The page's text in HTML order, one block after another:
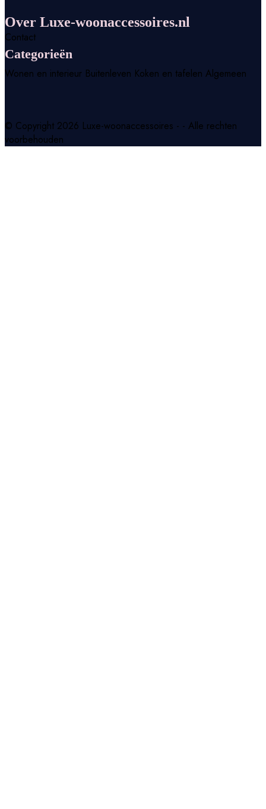
Over Luxe-woonaccessoires.nl
Contact
Categorieën
Wonen en interieur Buitenleven Koken en tafelen Algemeen
© Copyright 2026 Luxe-woonaccessoires - - Alle rechten
voorbehouden